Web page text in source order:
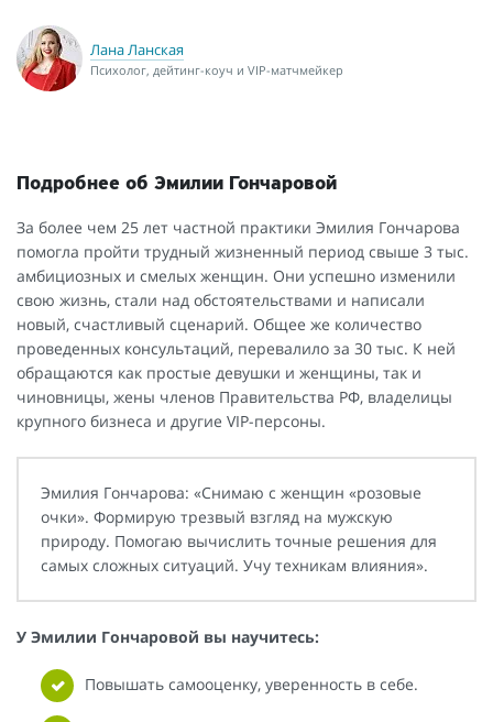
Лана Ланская
Психолог, дейтинг-коуч и VIP-матчмейкер
Подробнее об Эмилии Гончаровой
За более чем 25 лет частной практики Эмилия Гончарова
помогла пройти трудный жизненный период свыше 3 тыс.
амбициозных и смелых женщин. Они успешно изменили
свою жизнь, стали над обстоятельствами и написали
новый, счастливый сценарий. Общее же количество
проведенных консультаций, перевалило за 30 тыс. К ней
обращаются как простые девушки и женщины, так и
чиновницы, жены членов Правительства РФ, владелицы
крупного бизнеса и другие VIP-персоны.
Эмилия Гончарова: «Снимаю с женщин «розовые
очки». Формирую трезвый взгляд на мужскую
природу. Помогаю вычислить точные решения для
самых сложных ситуаций. Учу техникам влияния».
У Эмилии Гончаровой вы научитесь:
Повышать самооценку, уверенность в себе.